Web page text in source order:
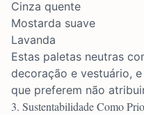
Cinza quente
Mostarda suave
Lavanda
Estas paletas neutras
decoração e vestuário,
que preferem não
3. Sustentabilidade Como